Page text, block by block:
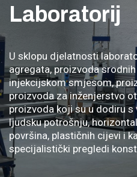
Laboratorij
U sklopu djelatnosti
agregata, proizvoda
injekcijskom smjesom,
proizvoda za inženjerstvo
proizvoda koji su u dodiru
ljudsku potrošnju,
površina, plastičnih cijevi i
specijalistički pregledi